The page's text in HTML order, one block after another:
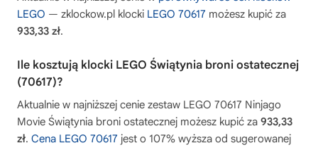
LEGO — zklockow.pl klocki LEGO 70617 możesz kupić za
933,33 zł.
Ile kosztują klocki LEGO Świątynia broni ostatecznej
(70617)?
Aktualnie w najniższej cenie zestaw LEGO 70617 Ninjago
Movie Świątynia broni ostatecznej możesz kupić za 933,33
zł. Cena LEGO 70617 jest o 107% wyższa od sugerowanej